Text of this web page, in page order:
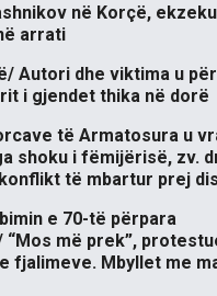
në Korçë,
arrati
Autori dhe viktima u
i gjendet thika në dorë
të Armatosura u
shoku i fëmijërisë, zv.
të mbartur prej
e 70-të përpara
më prek”,
fjalimeve. Mbyllet me